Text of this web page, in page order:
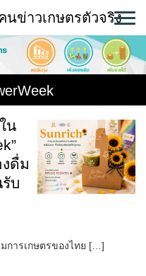
นข่าวเกษตรตัวจริง
น
งดื่ม
บ
การเกษตรของไทย […]